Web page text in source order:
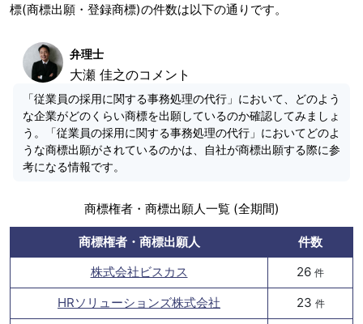
標(商標出願・登録商標)の件数は以下の通りです。
弁理士
大瀬 佳之のコメント
「従業員の採用に関する事務処理の代行」において、どのよう
な企業がどのくらい商標を出願しているのか確認してみましょ
う。「従業員の採用に関する事務処理の代行」においてどのよ
うな商標出願がされているのかは、自社が商標出願する際に参
考になる情報です。
商標権者・商標出願人一覧 (全期間)
商標権者・商標出願人
件数
株式会社ビスカス
26 件
HRソリューションズ株式会社 23 件